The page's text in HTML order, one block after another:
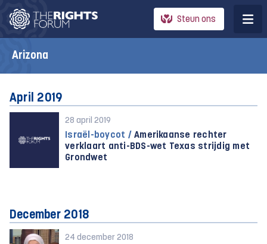
Steun ons
Arizona
April 2019
28 april 2019
Israël-boycot / Amerikaanse rechter
verklaart anti-BDS-wet Texas strijdig met
Grondwet
December 2018
24 december 2018